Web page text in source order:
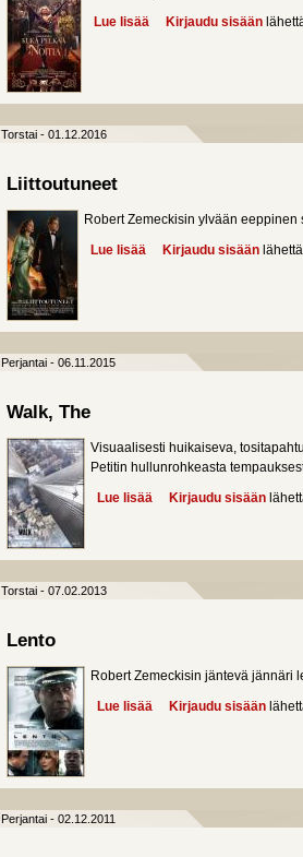
Lue lisää about Kuka pelkää noitia
Kirjaudu sisään
Torstai - 01.12.2016
Liittoutuneet
Robert Zemeckisin ylvään
Lue lisää about Liittoutuneet
Kirjaudu sisään
Perjantai - 06.11.2015
Walk, The
Visuaalisesti huikaiseva,
Petitin hullunrohkeasta
Lue lisää about Walk, The
Kirjaudu sisään
Torstai - 07.02.2013
Lento
Robert Zemeckisin jäntevä jännäri
Lue lisää about Lento
Kirjaudu sisään
Perjantai - 02.12.2011